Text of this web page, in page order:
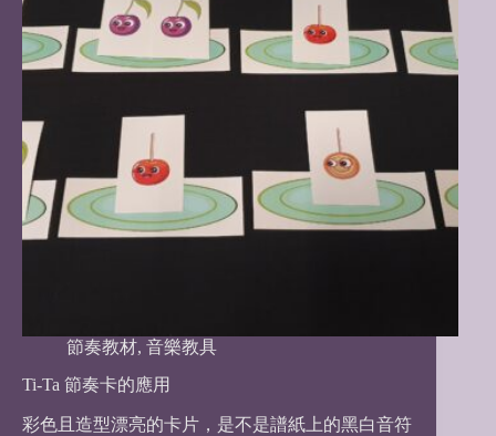
節奏教材, 音樂教具
Ti-Ta 節奏卡的應用
彩色且造型漂亮的卡片，是不是譜紙上的黑白音符